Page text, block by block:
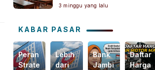
Masih Butuh Dekat Orang
3 minggu yang lalu
KABAR PASAR
Peran
Strategis
Lebih
dari
Bank
Jambi
Daftar
Harga